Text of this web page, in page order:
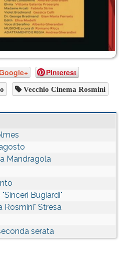
Pinterest
Vecchio Cinema Rosmini
Mandragola
Bugiardi"
Rosmini" Stresa
serata